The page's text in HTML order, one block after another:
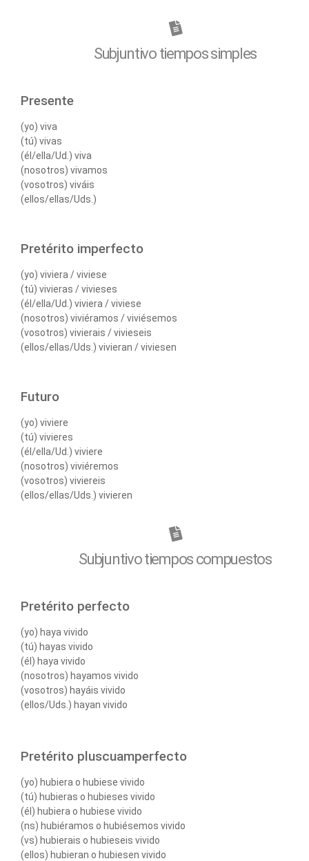
Subjuntivo tiempos simples
Presente
(yo) viva
(tú) vivas
(él/ella/Ud.) viva
(nosotros) vivamos
(vosotros) viváis
(ellos/ellas/Uds.)
Pretérito imperfecto
(yo) viviera / viviese
(tú) vivieras / vivieses
(él/ella/Ud.) viviera / viviese
(nosotros) viviéramos / viviésemos
(vosotros) vivierais / vivieseis
(ellos/ellas/Uds.) vivieran / viviesen
Futuro
(yo) viviere
(tú) vivieres
(él/ella/Ud.) viviere
(nosotros) viviéremos
(vosotros) viviereis
(ellos/ellas/Uds.) vivieren
Subjuntivo tiempos compuestos
Pretérito perfecto
(yo) haya vivido
(tú) hayas vivido
(él) haya vivido
(nosotros) hayamos vivido
(vosotros) hayáis vivido
(ellos/Uds.) hayan vivido
Pretérito pluscuamperfecto
(yo) hubiera o hubiese vivido
(tú) hubieras o hubieses vivido
(él) hubiera o hubiese vivido
(ns) hubiéramos o hubiésemos vivido
(vs) hubierais o hubieseis vivido
(ellos) hubieran o hubiesen vivido